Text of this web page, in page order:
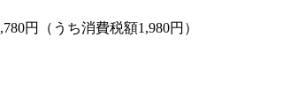
円（うち消費税額1,980円）